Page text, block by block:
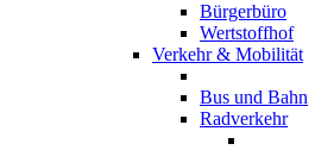
Bürgerbüro
Wertstoffhof
Verkehr & Mobilität
Bus und Bahn
Radverkehr